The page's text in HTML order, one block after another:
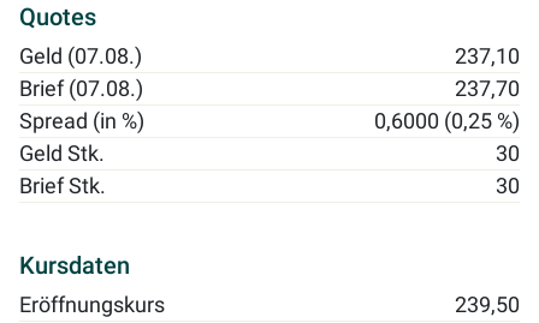
Quotes
Geld (07.08.)
237,10
Brief (07.08.)
237,70
Spread (in %)
0,6000 (0,25 %)
Geld Stk.
30
Brief Stk.
30
Kursdaten
Eröffnungskurs
239,50